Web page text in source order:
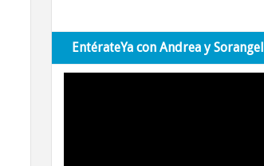
EntérateYa con Andrea y Sorangel